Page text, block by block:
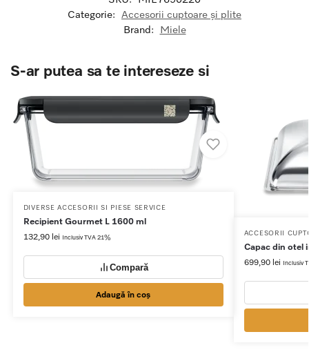
Categorie: Accesorii cuptoare și plite
Brand:
Miele
S-ar putea sa te intereseze si
DIVERSE ACCESORII SI PIESE SERVICE
Recipient Gourmet L 1600 ml​
132,90 lei Inclusiv TVA 21%
Compară
Adaugă în coș
ACCESORII
Capac din otel
699,90 lei Inclusiv